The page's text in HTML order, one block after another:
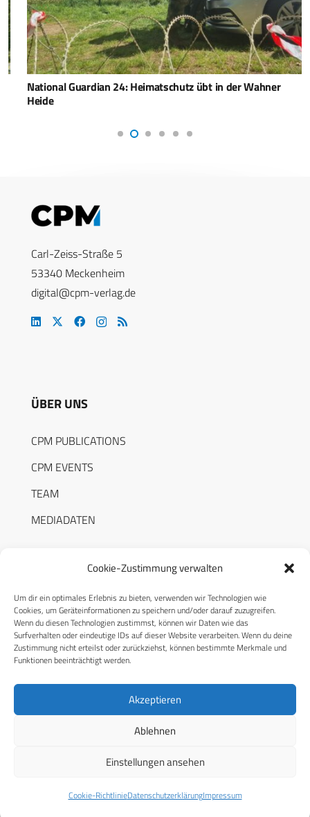
Cookie-Zustimmung verwalten
Um dir ein optimales Erlebnis zu bieten, verwenden wir Technologien wie
Cookies, um Geräteinformationen zu speichern und/oder darauf zuzugreifen.
Wenn du diesen Technologien zustimmst, können wir Daten wie das
Surfverhalten oder eindeutige IDs auf dieser Website verarbeiten. Wenn du deine
Zustimmung nicht erteilst oder zurückziehst, können bestimmte Merkmale und
Funktionen beeinträchtigt werden.
Akzeptieren
Ablehnen
Einstellungen ansehen
Cookie-RichtlinieDatenschutzerklärungImpressum
National Guardian 24: Heimatschutz übt in der Wahner
Heide
Carl-Zeiss-Straße 5
53340 Meckenheim
digital@cpm-verlag.de
ÜBER UNS
CPM PUBLICATIONS
CPM EVENTS
TEAM
MEDIADATEN
RECHTLICHES
Datenschutzerklärung
Cookie-Richtlinie (EU)
© 2026 CPM GmbH – Alle Rechte vorbehalten